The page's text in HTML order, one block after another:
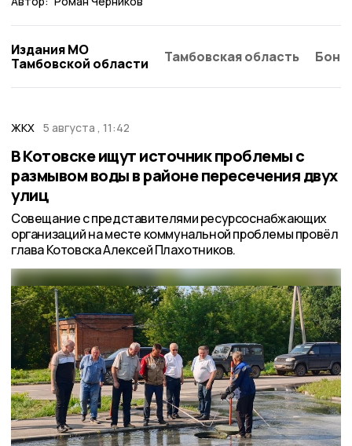
Издания МО
Тамбовской области
Тамбовская область
ЖКХ 5 августа , 11:42
В Котовске ищут источник проблемы с
размывом воды в районе пересечения двух
улиц
Совещание с представителями ресурсоснабжающих
организаций на месте коммунальной проблемы провёл
глава Котовска Алексей Плахотников.